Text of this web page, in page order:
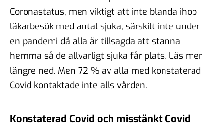
Coronastatus, men viktigt att inte blanda ihop
läkarbesök med antal sjuka, särskilt inte under
en pandemi då alla är tillsagda att stanna
hemma så de allvarligt sjuka får plats. Läs mer
längre ned. Men 72 % av alla med konstaterad
Covid kontaktade inte alls vården.
Konstaterad Covid och misstänkt Covid